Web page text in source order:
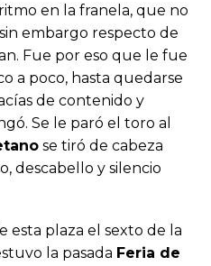
en la franela, que no
embargo respecto de
Fue por eso que le fue
a poco, hasta quedarse
de contenido y
Se le paró el toro al
se tiró de cabeza
descabello y silencio
esta plaza el sexto de la
la pasada Feria de